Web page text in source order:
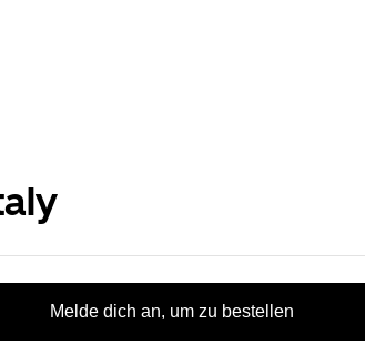
Melde dich an, um zu bestellen